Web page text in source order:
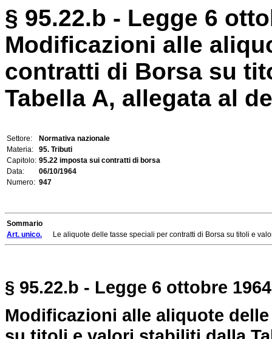
§ 95.22.b - Legge 6
Modificazioni alle
contratti di Borsa su
Tabella A, allegata al
Settore:
Normativa nazionale
Materia:
95. Tributi
Capitolo: 95.22 imposta sui contratti di borsa
Data:
06/10/1964
Numero: 947
Sommario
Art. unico. Le aliquote delle tasse speciali per contratti di Borsa su titoli e
§ 95.22.b - Legge 6 ottobre
Modificazioni alle aliquote